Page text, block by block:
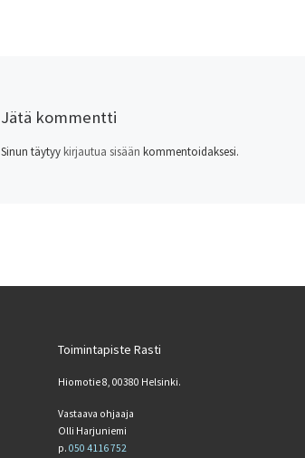
Jätä kommentti
Sinun täytyy kirjautua sisään kommentoidaksesi.
Toimintapiste Rasti
Hiomotie 8, 00380 Helsinki.
Vastaava ohjaaja
Olli Harjuniemi
p. 050 4116 752